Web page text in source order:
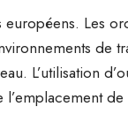
Les
de
L’utilisation
de